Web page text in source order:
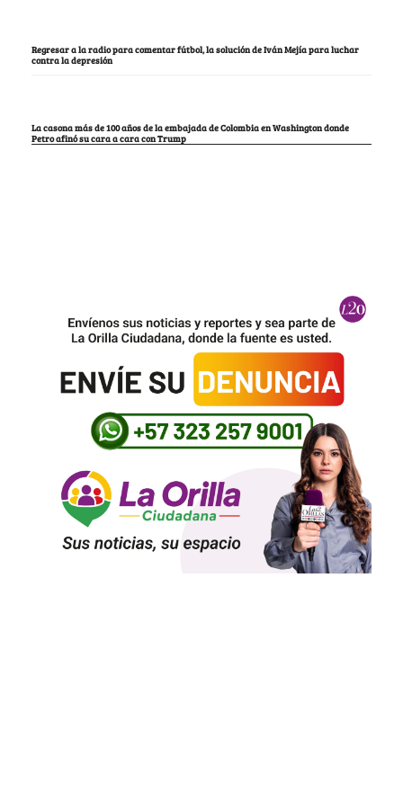
Regresar a la radio para comentar fútbol, la solución de Iván Mejía para luchar
contra la depresión
La casona más de 100 años de la embajada de Colombia en Washington donde
Petro afinó su cara a cara con Trump